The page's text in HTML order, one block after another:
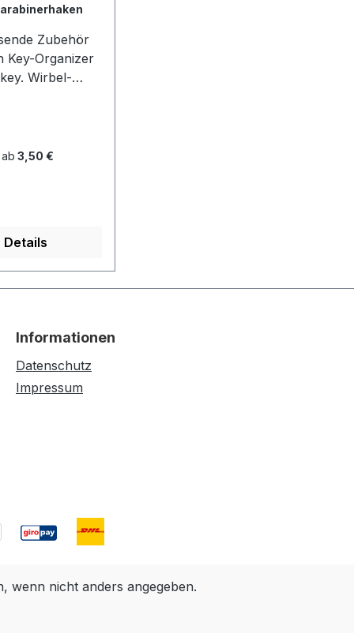
Zubehör
Key-Organizer
3,50 €
Details
Informationen
Datenschutz
Impressum
wenn nicht anders angegeben.